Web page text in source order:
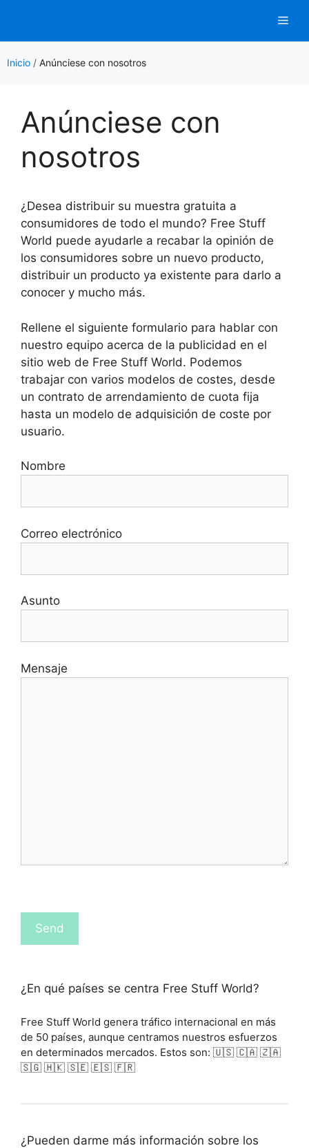
contenido
Inicio / Anúnciese con nosotros
Anúnciese con
nosotros
¿Desea distribuir su muestra gratuita a
consumidores de todo el mundo? Free Stuff
World puede ayudarle a recabar la opinión de
los consumidores sobre un nuevo producto,
distribuir un producto ya existente para darlo a
conocer y mucho más.
Rellene el siguiente formulario para hablar con
nuestro equipo acerca de la publicidad en el
sitio web de Free Stuff World. Podemos
trabajar con varios modelos de costes, desde
un contrato de arrendamiento de cuota fija
hasta un modelo de adquisición de coste por
usuario.
Nombre
Correo electrónico
Asunto
Mensaje
¿En qué países se centra Free Stuff World?
Free Stuff World genera tráfico internacional en más
de 50 países, aunque centramos nuestros esfuerzos
en determinados mercados. Estos son: 🇺🇸 🇨🇦 🇿🇦
🇸🇬 🇭🇰 🇸🇪 🇪🇸 🇫🇷
¿Pueden darme más información sobre los